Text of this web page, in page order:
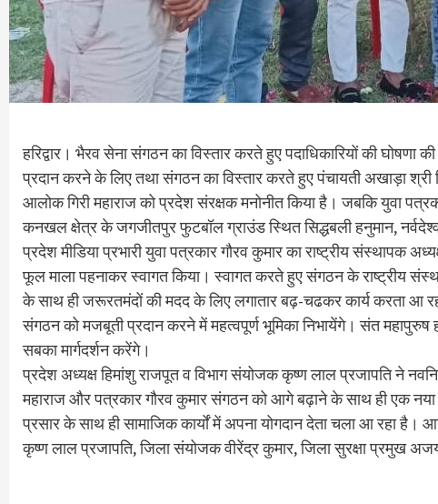
हरिद्वार। भैरव सेना संगठन का विस्तार करते हुए पदाधिकारियों की
प्रदान करने के लिए तथा संगठन का विस्तार करते हुए पंचायती अखाड़ा श्री
आलोक गिरी महाराज को प्रदेश संरक्षक मनोनीत किया है। जबकि युवा
कनखल क्षेत्र के जगजीतपुर फुटबॉल ग्राउंड स्थित सिद्धबली हनुमान,
प्रदेश मीडिया प्रभारी युवा पत्रकार गौरव कुमार का राष्ट्रीय संस्थापक
फूल माला पहनाकर स्वागत किया। स्वागत करते हुए संगठन के राष्ट्रीय
के साथ ही जरूरतमंदों की मदद के लिए लगातार बढ़-चढकर कार्य करता आ
संगठन को मजबूती प्रदान करने में महत्वपूर्ण भूमिका निभायेंगे। संत
सबका मार्गदर्शन करेंगे।
प्रदेश अध्यक्ष हिमांशु राजपूत व विभाग संयोजक कृष्ण लाल प्रजापति ने
महाराज और पत्रकार गौरव कुमार संगठन को आगे बढ़ाने के साथ ही एक नया
प्रसार के साथ ही सामाजिक कार्यों में अपना योगदान देता चला आ रहा
कृष्ण लाल प्रजापति, जिला संयोजक वीरेंद्र कुमार, जिला सुरक्षा प्रमुख